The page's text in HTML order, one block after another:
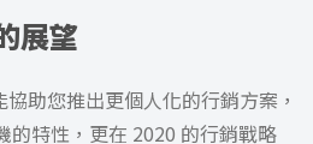
展望
助您推出更個人化的行銷方案，
的特性，更在 2020 的行銷戰略